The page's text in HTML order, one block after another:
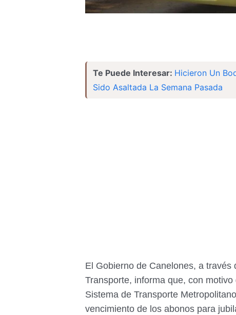
Te Puede Interesar: Hicieron Un
Sido Asaltada La Semana Pasada
El Gobierno de Canelones, a
Transporte, informa que, con
Sistema de Transporte
vencimiento de los abonos para